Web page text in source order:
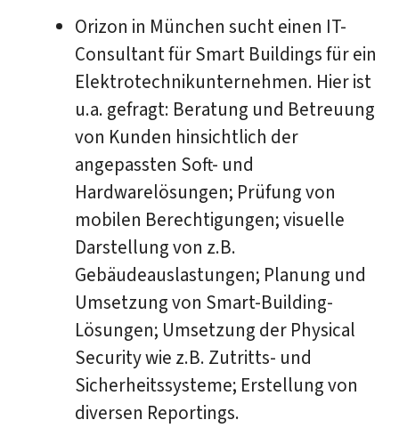
Orizon in München sucht einen IT-
Consultant für Smart Buildings für ein
Elektrotechnikunternehmen. Hier ist
u.a. gefragt: Beratung und Betreuung
von Kunden hinsichtlich der
angepassten Soft- und
Hardwarelösungen; Prüfung von
mobilen Berechtigungen; visuelle
Darstellung von z.B.
Gebäudeauslastungen; Planung und
Umsetzung von Smart-Building-
Lösungen; Umsetzung der Physical
Security wie z.B. Zutritts- und
Sicherheitssysteme; Erstellung von
diversen Reportings.